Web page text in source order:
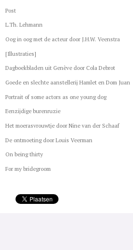
Post
L.Th. Lehmann
Oog in oog met de acteur door J.H.W. Veenstra
[Illustraties]
Dagboekbladen uit Genève door Cola Debrot
Goede en slechte aanstellerij Hamlet en Dom Juan
Portrait of some actors as one young dog
Eenzijdige burenruzie
Het moerasvrouwtje door Nine van der Schaaf
De ontmoeting door Louis Veerman
On being thirty
For my bridegroom